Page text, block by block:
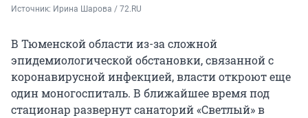
Источник: Ирина Шарова / 72.RU
В Тюменской области из-за сложной
эпидемиологической обстановки, связанной с
коронавирусной инфекцией, власти откроют еще
один моногоспиталь. В ближайшее время под
стационар развернут санаторий «Светлый» в